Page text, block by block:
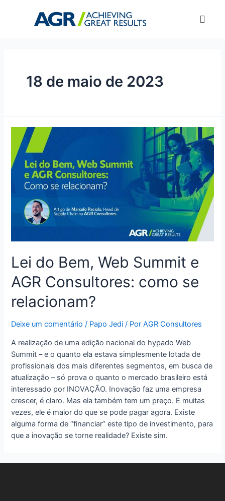
18 de maio de 2023
Lei do Bem, Web Summit e
AGR Consultores: como se
relacionam?
Deixe um comentário / Papo Jedi / PorAGR Consultores
A realização de uma edição nacional do hypado Web
Summit – e o quanto ela estava simplesmente lotada de
profissionais dos mais diferentes segmentos, em busca de
atualização – só prova o quanto o mercado brasileiro está
interessado por INOVAÇÃO. Inovação faz uma empresa
crescer, é claro. Mas ela também tem um preço. E muitas
vezes, ele é maior do que se pode pagar agora. Existe
alguma forma de “financiar” este tipo de investimento, para
que a inovação se torne realidade? Existe sim.